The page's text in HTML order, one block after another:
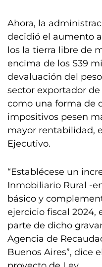
Ahora, la
decidió el aumento
los la tierra libre de
encima de los $39
devaluación del
sector exportador
como una forma de
impositivos pesen
mayor rentabilidad,
Ejecutivo.
“Establécese un
Inmobiliario Rural -
básico y
ejercicio fiscal 2024,
parte de dicho
Agencia de
Buenos Aires”, dice